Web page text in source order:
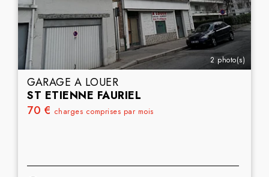
2 photo(s)
GARAGE A LOUER
ST ETIENNE FAURIEL
70 € charges comprises par mois